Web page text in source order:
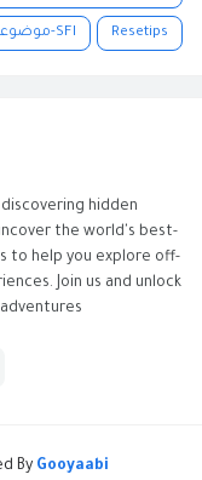
Resetips SFI-موضوعات
hidden
the world's best-
to help you explore off-
Join us and unlock
By Gooyaabi